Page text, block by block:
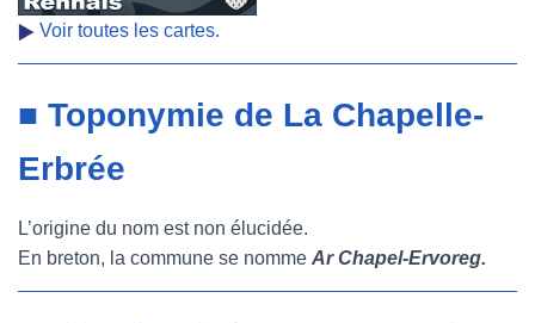
Voir toutes les cartes.
■ Toponymie de La Chapelle-
Erbrée
L’origine du nom est non élucidée.
En breton, la commune se nomme Ar Chapel-Ervoreg.